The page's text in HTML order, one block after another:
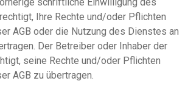
Ihre Rechte und/oder Pflichten
AGB oder die Nutzung des Dienstes an
Der Betreiber oder Inhaber der
seine Rechte und/oder Pflichten
AGB zu übertragen.